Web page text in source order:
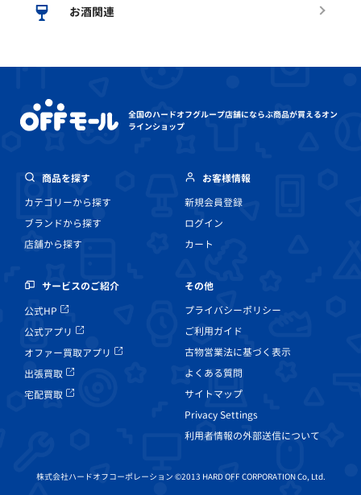
お酒関連
全国のハードオフグループ店舗にならぶ商品が買えるオン
ラインショップ
商品を探す
カテゴリーから探す
ブランドから探す
店舗から探す
お客様情報
新規会員登録
ログイン
カート
サービスのご紹介
公式HP
公式アプリ
オファー買取アプリ
出張買取
宅配買取
その他
プライバシーポリシー
ご利用ガイド
古物営業法に基づく表示
よくある質問
サイトマップ
Privacy Settings
利用者情報の外部送信について
株式会社ハードオフコーポレーション ©2013 HARD OFF CORPORATION Co, Ltd.